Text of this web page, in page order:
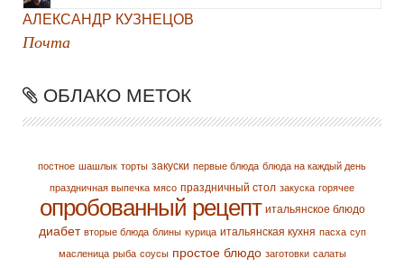
АЛЕКСАНДР КУЗНЕЦОВ
Почта
ОБЛАКО МЕТОК
постное шашлык торты закуски первые блюда блюда на каждый день
праздничная выпечка мясо праздничный стол закуска горячее
опробованный рецепт итальянское блюдо
диабет вторые блюда блины курица итальянская кухня пасха суп
масленица рыба соусы простое блюдо заготовки салаты